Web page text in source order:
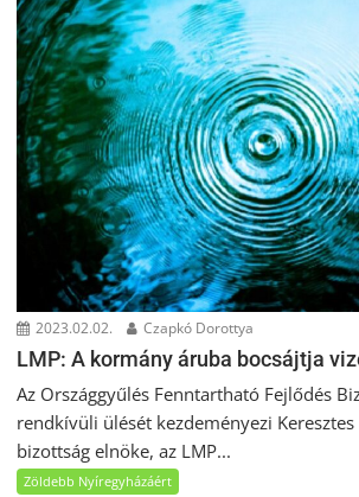
2023.02.02. Czapkó Dorottya
LMP: A kormány áruba bocsájtja
Az Országgyűlés Fenntartható Fejlődés
rendkívüli ülését kezdeményezi
bizottság elnöke, az LMP...
Zöldebb Nyíregyházáért